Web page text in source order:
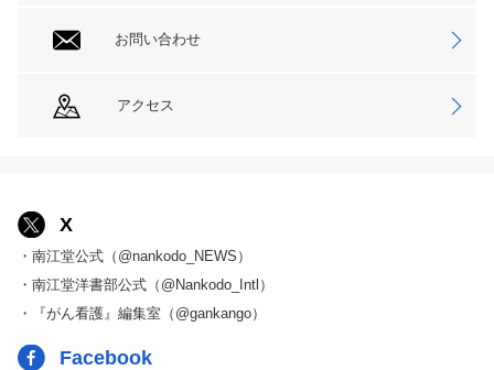
お問い合わせ
アクセス
X
・南江堂公式（@nankodo_NEWS）
・南江堂洋書部公式（@Nankodo_Intl）
・『がん看護』編集室（@gankango）
Facebook